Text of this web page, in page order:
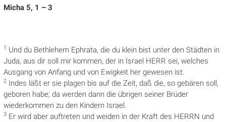
Micha 5, 1 – 3
1 Und du Bethlehem Ephrata, die du klein bist unter den Städten in
Juda, aus dir soll mir kommen, der in Israel HERR sei, welches
Ausgang von Anfang und von Ewigkeit her gewesen ist.
2 Indes läßt er sie plagen bis auf die Zeit, daß die, so gebären soll,
geboren habe; da werden dann die übrigen seiner Brüder
wiederkommen zu den Kindern Israel.
3 Er wird aber auftreten und weiden in der Kraft des HERRN und